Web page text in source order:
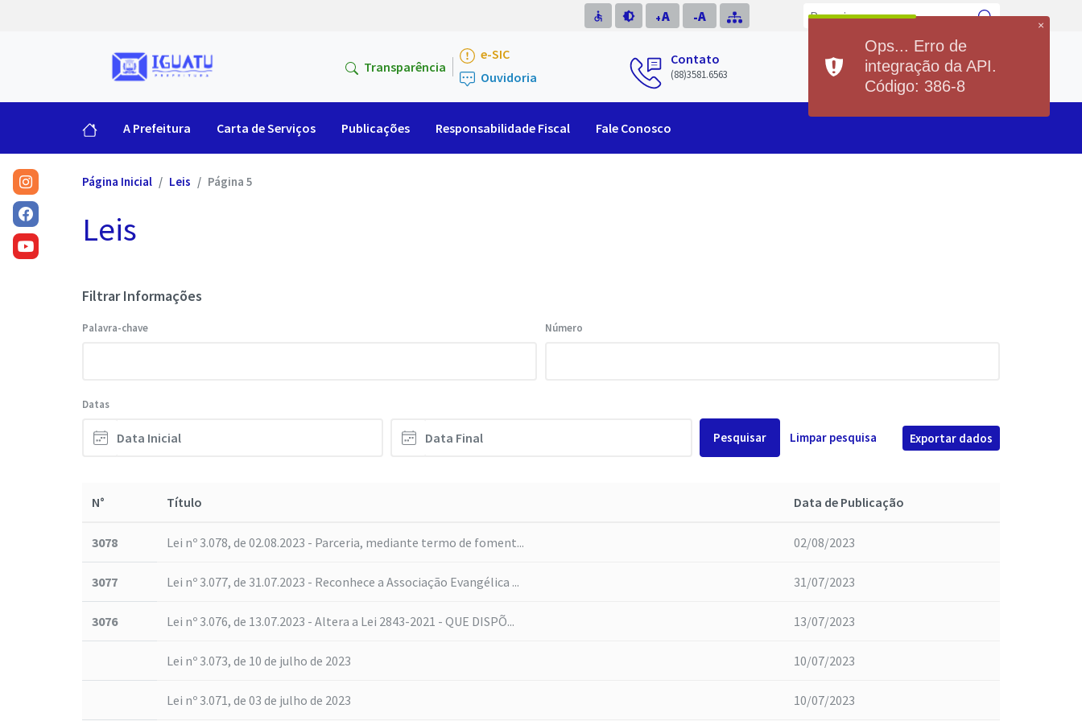
accessible brightness_medium A
+ A
-
Transparência
e-SIC
Ouvidoria
Contato
(88)3581.6563
Previsão do Tempo
Hoje
Min21°Max36°
Sexta
Min 20°
A Prefeitura Carta de Serviços Publicações Responsabilidade Fiscal Fale Conosco
Página Inicial Leis Página 5
Leis
Filtrar Informações
Palavra-chave Número
Datas
Pesquisar Limpar pesquisa Exportar dados
N° Título Data de Publicação
3078 Lei nº 3.078, de 02.08.2023 - Parceria, mediante termo de foment... 02/08/2023
3077 Lei nº 3.077, de 31.07.2023 - Reconhece a Associação Evangélica ... 31/07/2023
3076 Lei nº 3.076, de 13.07.2023 - Altera a Lei 2843-2021 - QUE DISPÕ... 13/07/2023
Lei nº 3.073, de 10 de julho de 2023 10/07/2023
Lei nº 3.071, de 03 de julho de 2023 10/07/2023
×
Ops... Erro de
integração da API.
Código: 386-8